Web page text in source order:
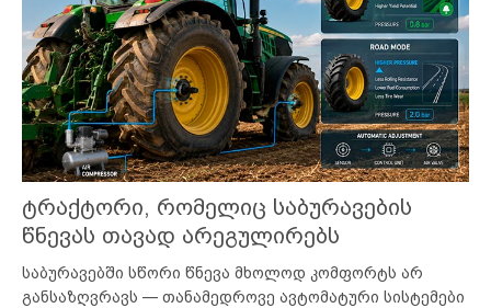
ტრაქტორი, რომელიც საბურავების
წნევას თავად არეგულირებს
საბურავებში სწორი წნევა მხოლოდ კომფორტს არ
განსაზღვრავს — თანამედროვე ავტომატური სისტემები